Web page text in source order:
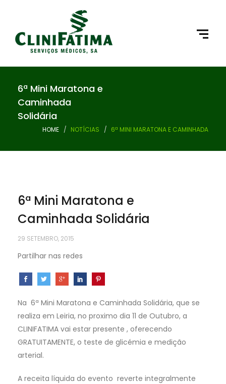
6ª Mini Maratona e
Caminhada
Solidária
HOME NOTÍCIAS 6ª MINI MARATONA E CAMINHADA
6ª Mini Maratona e
Caminhada Solidária
29 SETEMBRO, 2015
Partilhar nas redes
Na 6ª Mini Maratona e Caminhada Solidária, que se
realiza em Leiria, no proximo dia 11 de Outubro, a
CLINIFATIMA vai estar presente , oferecendo
GRATUITAMENTE, o teste de glicémia e medição
arterial.
A receita líquida do evento reverte integralmente